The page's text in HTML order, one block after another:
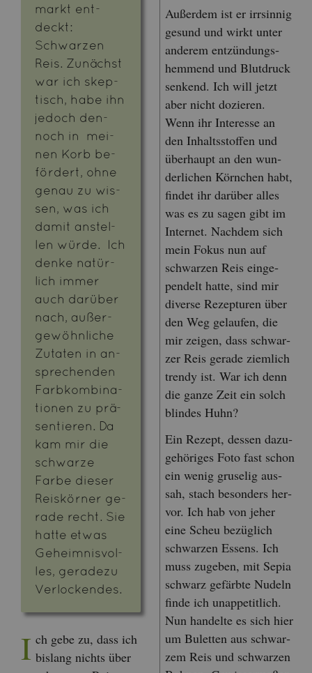
markt ent­
deckt:
Schwar­zen
Reis. Zu­nächst
war ich skep­
tisch, habe ihn
je­doch den­
noch in mei­
nen Korb be­
för­dert, ohne
genau zu wis­
sen, was ich
damit an­stel­
len würde. Ich
denke na­tür­
lich immer
auch dar­über
nach, au­ßer­
ge­wöhn­li­che
Zu­ta­ten in an­
spre­chen­den
Farb­kom­bi­na­
tio­nen zu prä­
sen­tie­ren. Da
kam mir die
schwar­ze
Farbe die­ser
Reis­kör­ner ge­
ra­de recht. Sie
hatte etwas
Ge­heim­nis­vol­
les, ge­ra­de­zu
Ver­lo­cken­des.
I ch gebe zu, dass ich
bis­lang nichts über
Au­ßer­dem ist er irr­sin­nig
ge­sund und wirkt unter
an­de­rem ent­zün­dungs­
hem­mend und Blut­druck
sen­kend. Ich will jetzt
aber nicht do­zie­ren.
Wenn ihr In­ter­es­se an
den In­halts­stof­fen und
über­haupt an den wun­
der­li­chen Körn­chen habt,
fin­det ihr dar­über alles
was es zu sagen gibt im
In­ter­net. Nach­dem sich
mein Fokus nun auf
schwar­zen Reis ein­ge­
pen­delt hatte, sind mir
di­ver­se Re­zep­tu­ren über
den Weg ge­lau­fen, die
mir zei­gen, dass schwar­
zer Reis ge­ra­de ziem­lich
tren­dy ist. War ich denn
die ganze Zeit ein solch
blin­des Huhn?
Ein Re­zept, des­sen da­zu­
ge­hö­ri­ges Foto fast schon
ein wenig gru­se­lig aus­
sah, stach be­son­ders her­
vor. Ich hab von jeher
eine Scheu be­züg­lich
schwar­zen Es­sens. Ich
muss zu­ge­ben, mit Sepia
schwarz ge­färb­te Nu­deln
finde ich un­ap­pe­tit­lich.
Nun han­del­te es sich hier
um Bu­let­ten aus schwar­
zem Reis und schwar­zen